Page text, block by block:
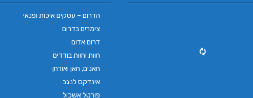
הדרום – עסקים איכות ופנאי
צימרים בדרום
דרום אדום
חוות וחוות בודדים
חאנים, חאן ואורחן
אינדקס לנגב
פורטל אשכול